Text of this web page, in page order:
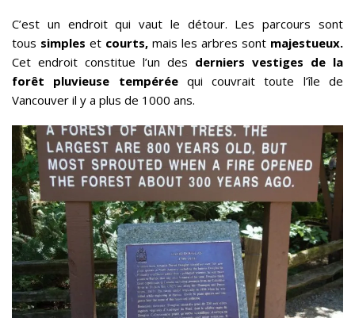
C’est un endroit qui vaut le détour. Les parcours sont
tous simples et courts, mais les arbres sont majestueux.
Cet endroit constitue l’un des derniers vestiges de la
forêt pluvieuse tempéréequi couvrait toute l’île de
Vancouver il y a plus de 1000 ans.